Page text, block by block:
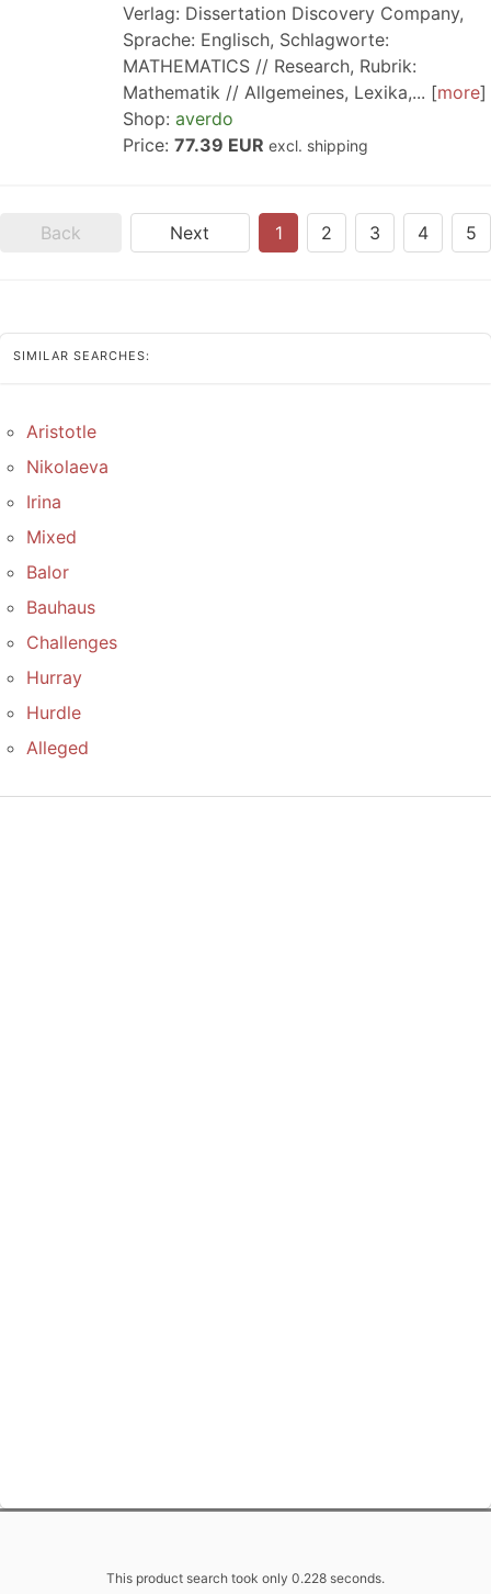
Verlag: Dissertation Discovery Company,
Sprache: Englisch, Schlagworte:
MATHEMATICS // Research, Rubrik:
Mathematik // Allgemeines, Lexika,...
more
Shop: averdo
Price: 77.39 EUR excl. shipping
Back Next 1 2 3 4 5
SIMILAR SEARCHES:
Aristotle
Nikolaeva
Irina
Mixed
Balor
Bauhaus
Challenges
Hurray
Hurdle
Alleged
This product search took only 0.228 seconds.